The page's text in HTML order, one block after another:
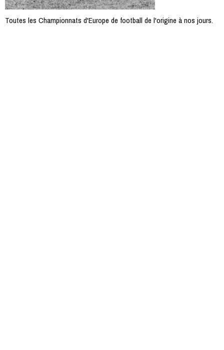
Toutes les Championnats d'Europe de football de l'origine à nos jours.